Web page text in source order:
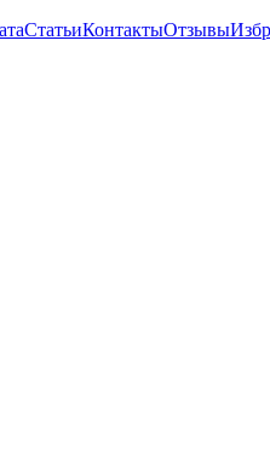
СтатьиКонтактыОтзывы